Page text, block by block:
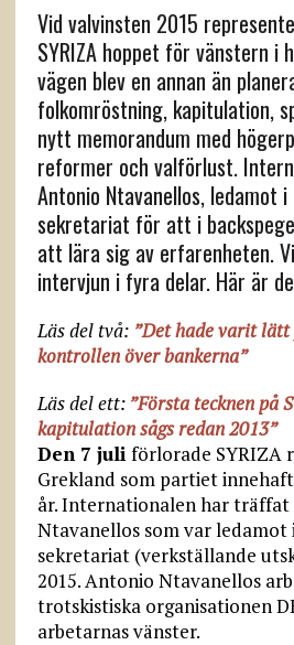
Vid valvinsten 2015
SYRIZA hoppet för vänstern i
vägen blev en annan än
folkomröstning, kapitulation,
nytt memorandum med
reformer och valförlust.
Antonio Ntavanellos, ledamot i
sekretariat för att i
att lära sig av erfarenheten.
intervjun i fyra delar. Här är
Läs del två: ”Det hade varit
kontrollen över bankerna”
Läs del ett:”Första tecknen på
kapitulation sågs redan 2013”
Den 7 juli förlorade SYRIZA
Grekland som partiet
år. Internationalen har
Ntavanellos som var ledamot
sekretariat (verkställande
2015. Antonio Ntavanellos
trotskistiska organisationen
arbetarnas vänster.